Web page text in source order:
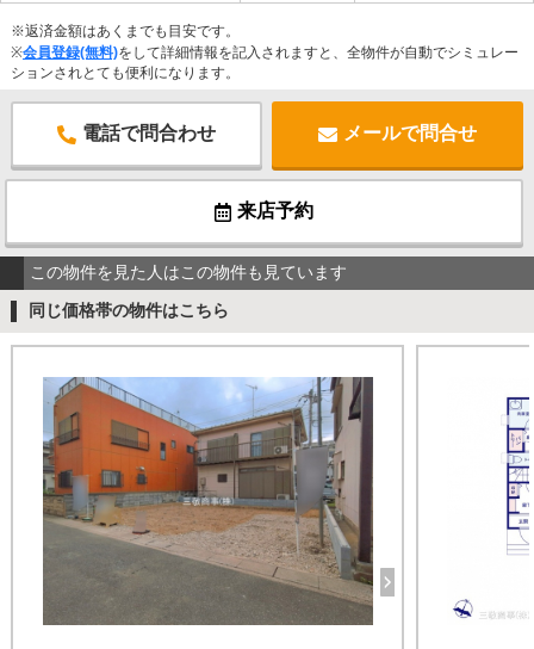
※返済金額はあくまでも目安です。
※会員登録(無料)をして詳細情報を記入されますと、全物件が自動でシミュレー
ションされとても便利になります。
電話で問合わせ メールで問合せ
来店予約
この物件を見た人はこの物件も見ています
同じ価格帯の物件はこちら